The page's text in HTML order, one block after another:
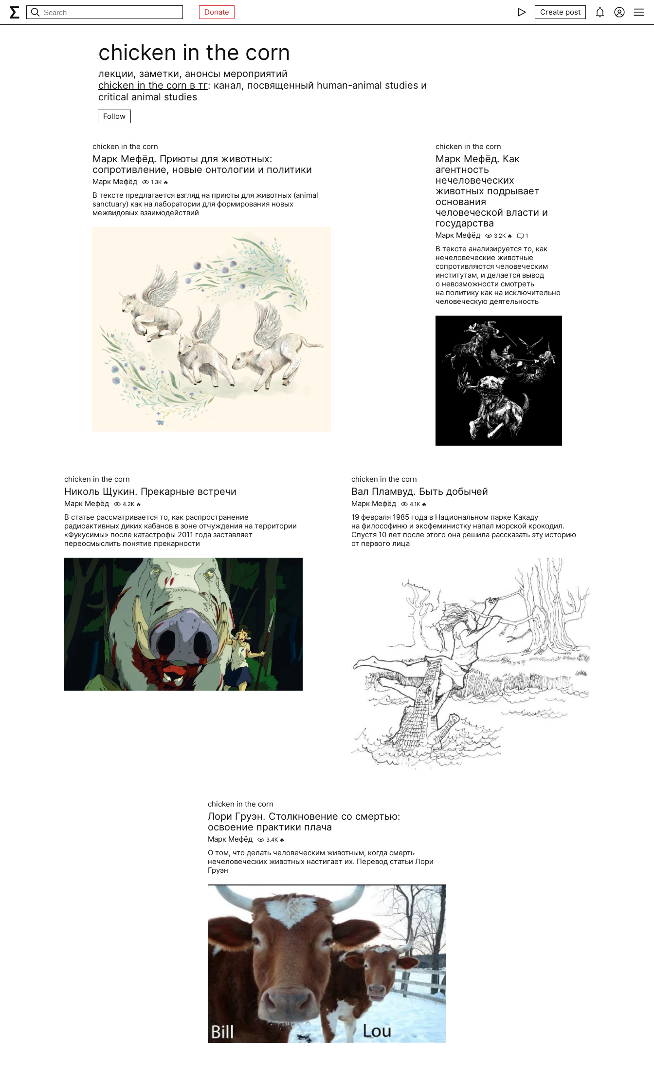
Donate Create post
сhicken in the corn
лекции, заметки, анонсы мероприятий
chicken in the corn в тг: канал, посвященный human-animal studies и
critical animal studies
Follow
сhicken in the corn
Марк Мефёд. Приюты для животных:
сопротивление, новые онтологии и политики
Марк Мефёд 1.3K 🔥
В тексте предлагается взгляд на приюты для животных (animal
sanctuary) как на лаборатории для формирования новых
межвидовых взаимодействий
сhicken in the corn
Марк Мефёд. Как
агентность
нечеловеческих
животных подрывает
основания
человеческой власти и
государства
Марк Мефёд 3.2K 🔥 1
В тексте анализируется то, как
нечеловеческие животные
сопротивляются человеческим
институтам, и делается вывод
о невозможности смотреть
на политику как на исключительно
человеческую деятельность
сhicken in the corn
Николь Щукин. Прекарные встречи
Марк Мефёд 4.2K 🔥
В статье рассматривается то, как распространение
радиоактивных диких кабанов в зоне отчуждения на территории
«Фукусимы» после катастрофы 2011 года заставляет
переосмыслить понятие прекарности
сhicken in the corn
Вал Пламвуд. Быть добычей
Марк Мефёд 4.1K 🔥
19 февраля 1985 года в Национальном парке Какаду
на философиню и экофеминистку напал морской крокодил.
Спустя 10 лет после этого она решила рассказать эту историю
от первого лица
сhicken in the corn
Лори Груэн. Столкновение со смертью:
освоение практики плача
Марк Мефёд 3.4K 🔥
О том, что делать человеческим животным, когда смерть
нечеловеческих животных настигает их. Перевод статьи Лори
Груэн